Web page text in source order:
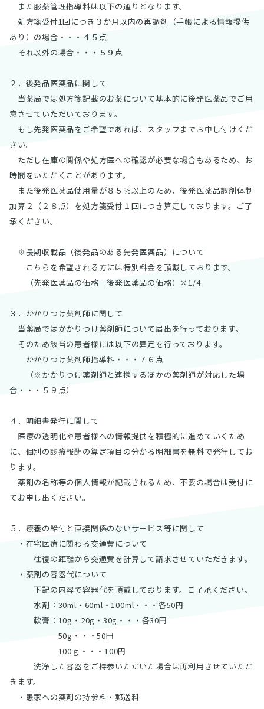
また服薬管理指導料は以下の通りとなります。
処方箋受付1回につき３か月以内の再調剤（手帳による情報提供
あり）の場合・・・４５点
それ以外の場合・・・５９点
２．後発品医薬品に関して
当薬局では処方箋記載のお薬について基本的に後発医薬品でご用
意させていただいております。
もし先発医薬品をご希望であれば、スタッフまでお申し付けくだ
さい。
ただし在庫の関係や処方医への確認が必要な場合もあるため、お
時間をいただくことがあります。
また後発医薬品使用量が８５％以上のため、後発医薬品調剤体制
加算２（２８点）を処方箋受付１回につき算定しております。ご了
承ください。
※長期収載品（後発品のある先発医薬品）について
こちらを希望される方には特別料金を頂戴しております。
（先発医薬品の価格－後発医薬品の価格）×1/4
３．かかりつけ薬剤師に関して
当薬局ではかかりつけ薬剤師について届出を行っております。
そのため該当の患者様には以下の算定を行っております。
かかりつけ薬剤師指導料・・・７６点
（※かかりつけ薬剤師と連携するほかの薬剤師が対応した場
合・・・５９点）
４．明細書発行に関して
医療の透明化や患者様への情報提供を積極的に進めていくため
に、個別の診療報酬の算定項目の分かる明細書を無料で発行してお
ります。
薬剤の名称等の個人情報が記載されるため、不要の場合は受付に
てお申し出ください。
５．療養の給付と直接関係のないサービス等に関して
・在宅医療に関わる交通費について
往復の距離から交通費を計算して請求させていただきます。
・薬剤の容器代について
下記の内容で容器代を頂戴しております。ご了承ください。
水剤：30ml・60ml・100ml・・・各50円
軟膏：10g・20g・30g・・・各30円
50g・・・50円
100ｇ・・・100円
洗浄した容器をご持参いただいた場合は再利用させていただ
きます。
・患家への薬剤の持参料・郵送料